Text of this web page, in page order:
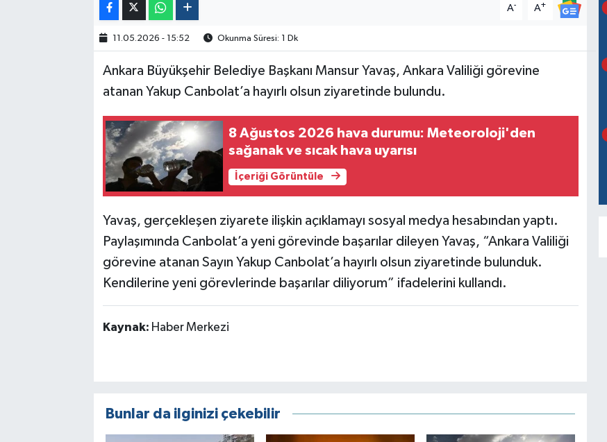
A- A+
11.05.2026 - 15:52 Okunma Süresi: 1 Dk
Ankara Büyükşehir Belediye Başkanı Mansur Yavaş, Ankara Valiliği görevine
atanan Yakup Canbolat’a hayırlı olsun ziyaretinde bulundu.
8 Ağustos 2026 hava durumu: Meteoroloji'den
sağanak ve sıcak hava uyarısı
İçeriği Görüntüle
Yavaş, gerçekleşen ziyarete ilişkin açıklamayı sosyal medya hesabından yaptı.
Paylaşımında Canbolat’a yeni görevinde başarılar dileyen Yavaş, “Ankara Valiliği
görevine atanan Sayın Yakup Canbolat’a hayırlı olsun ziyaretinde bulunduk.
Kendilerine yeni görevlerinde başarılar diliyorum” ifadelerini kullandı.
Kaynak: Haber Merkezi
Bunlar da ilginizi çekebilir
2024 Seçim Sonuçları